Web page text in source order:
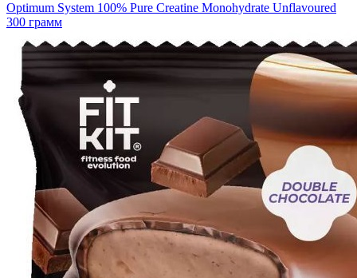
Optimum System 100% Pure Creatine Monohydrate Unflavoured
300 грамм